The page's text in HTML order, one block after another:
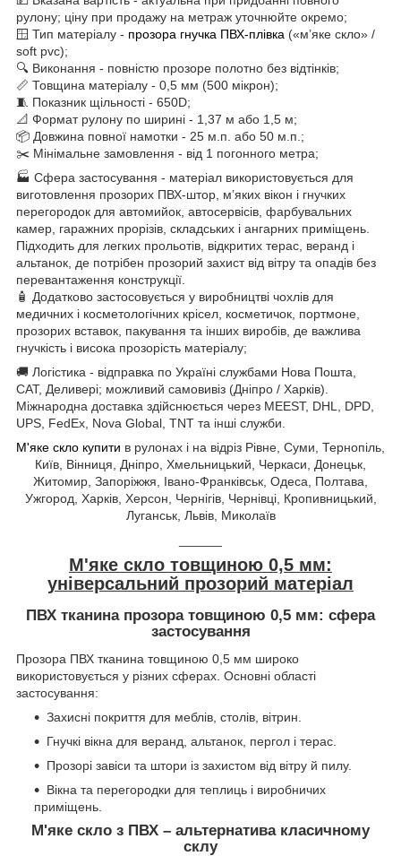
рулону; ціну при продажу на метраж уточнюйте окремо;
🪟 Тип матеріалу - прозора гнучка ПВХ-плівка («м’яке скло» /
soft pvc);
🔍 Виконання - повністю прозоре полотно без відтінків;
📏 Товщина матеріалу - 0,5 мм (500 мікрон);
🧵 Показник щільності - 650D;
📐 Формат рулону по ширині - 1,37 м або 1,5 м;
📦 Довжина повної намотки - 25 м.п. або 50 м.п.;
✂️ Мінімальне замовлення - від 1 погонного метра;
🏭 Сфера застосування - матеріал використовується для
виготовлення прозорих ПВХ-штор, м’яких вікон і гнучких
перегородок для автомийок, автосервісів, фарбувальних
камер, гаражних прорізів, складських і ангарних приміщень.
Підходить для легких прольотів, відкритих терас, веранд і
альтанок, де потрібен прозорий захист від вітру та опадів без
перевантаження конструкції.
🧴 Додатково застосовується у виробництві чохлів для
медичних і косметологічних крісел, косметичок, портмоне,
прозорих вставок, пакування та інших виробів, де важлива
гнучкість і висока прозорість матеріалу;
🚚 Логістика - відправка по Україні службами Нова Пошта,
САТ, Деливері; можливий самовивіз (Дніпро / Харків).
Міжнародна доставка здійснюється через MEEST, DHL, DPD,
UPS, FedEx, Nova Global, TNT та інші служби.
М'яке скло купити в рулонах і на відріз Рівне, Суми, Тернопіль,
Київ, Вінниця, Дніпро, Хмельницький, Черкаси, Донецьк,
Житомир, Запоріжжя, Івано-Франківськ, Одеса, Полтава,
Ужгород, Харків, Херсон, Чернігів, Чернівці, Кропивницький,
Луганськ, Львів, Миколаїв
М'яке скло товщиною 0,5 мм:
універсальний прозорий матеріал
ПВХ тканина прозора товщиною 0,5 мм: сфера
застосування
Прозора ПВХ тканина товщиною 0,5 мм широко
використовується у різних сферах. Основні області
застосування:
Захисні покриття для меблів, столів, вітрин.
Гнучкі вікна для веранд, альтанок, пергол і терас.
Прозорі завіси та штори із захистом від вітру й пилу.
Вікна та перегородки для теплиць і виробничих
приміщень.
М'яке скло з ПВХ – альтернатива класичному
склу